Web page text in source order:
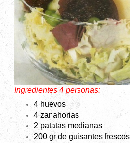
Ingredientes 4 personas:
4 huevos
4 zanahorias
2 patatas medianas
200 gr de guisantes frescos